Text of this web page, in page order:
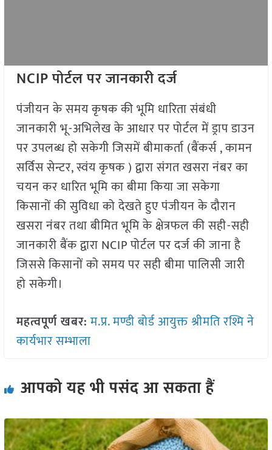
NCIP पोर्टल पर जानकारी दर्ज
पंजीयन के समय कृषक की भूमि धारिता संबंधी
जानकारी भू-अभिलेख के आधार पर पोर्टल में ड्राप डाउन
पर उपलब्ध हो सकेगी जिसमें बीमाकर्ता (बैंकर्स , कामन
सर्विस सेन्टर, स्वंय कृषक ) द्वारा संगत खसरा नंबर का
चयन कर धारित भूमि का बीमा किया जा सकेगा
किसानों की सुविधा को देखते हुए पंजीयन के दौरान
खसरा नंबर तथा बीमित भूमि के क्षेत्रफल की सही-सही
जानकारी बैंक द्वारा NCIP पोर्टल पर दर्ज की जाना है
जिससे किसानों को समय पर सही बीमा पालिसी जारी
हो सकेगी।
महत्वपूर्ण खबर:म.प्र. मण्डी बोर्ड आयुक्त श्रीमति रश्मि ने
कार्यभार सम्भाला
आपको यह भी पसंद आ सकता हैं